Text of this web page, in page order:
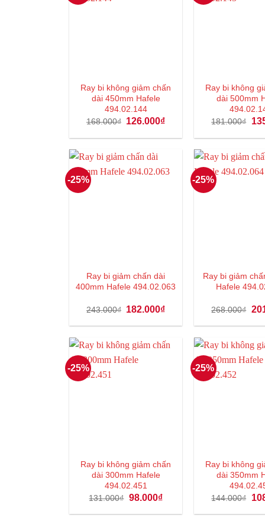
Ray bi không giảm chấn
dài 450mm Hafele
494.02.144
168.000₫ Giá
là:
126.000₫Giá
tại
126.000₫.
Ray bi không
dài 500mm
181.000₫
Giá
là:
-25%
Ray bi giảm chấn dài
400mm Hafele 494.02.063
243.000₫ Giá
là:
182.000₫Giá
tại
182.000₫.
-25%
Ray bi giảm
Hafele
268.000₫ Giá
là:
-25%
Ray bi không giảm chấn
dài 300mm Hafele
494.02.451
131.000₫ Giá
là:
98.000₫Giá
tại
-25%
Ray bi không
dài 350mm
144.000₫
Giá
là: